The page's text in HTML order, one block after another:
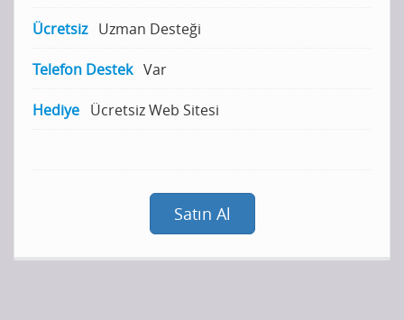
Ücretsiz Uzman Desteği
Telefon Destek Var
Hediye Ücretsiz Web Sitesi
Satın Al